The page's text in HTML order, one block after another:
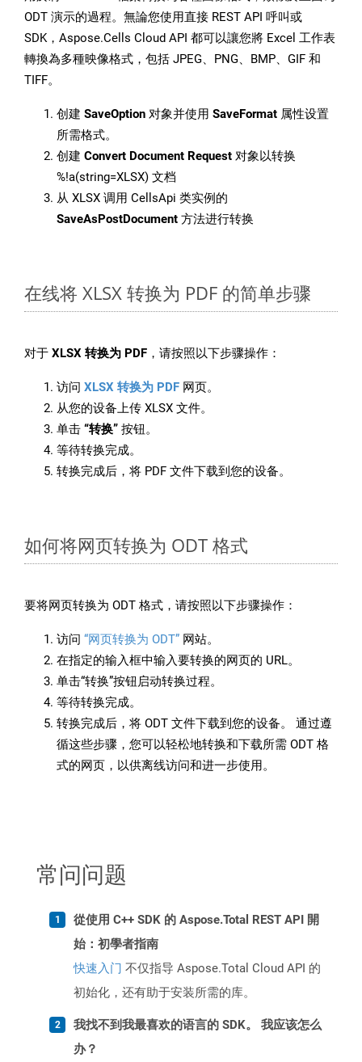
ODT 演示的過程。無論您使用直接 REST API 呼叫或
SDK，Aspose.Cells Cloud API 都可以讓您將 Excel 工作表
轉換為多種映像格式，包括 JPEG、PNG、BMP、GIF 和
TIFF。
创建 SaveOption 对象并使用 SaveFormat 属性设置
所需格式。
创建 Convert Document Request 对象以转换
%!a(string=XLSX) 文档
从 XLSX 调用 CellsApi 类实例的
SaveAsPostDocument 方法进行转换
在线将 XLSX 转换为 PDF 的简单步骤
对于 XLSX 转换为 PDF ，请按照以下步骤操作：
访问 XLSX 转换为 PDF 网页。
从您的设备上传 XLSX 文件。
单击 “转换” 按钮。
等待转换完成。
转换完成后，将 PDF 文件下载到您的设备。
如何将网页转换为 ODT 格式
要将网页转换为 ODT 格式，请按照以下步骤操作：
访问 “网页转换为 ODT” 网站。
在指定的输入框中输入要转换的网页的 URL。
单击“转换”按钮启动转换过程。
等待转换完成。
转换完成后，将 ODT 文件下载到您的设备。 通过遵
循这些步骤，您可以轻松地转换和下载所需 ODT 格
式的网页，以供离线访问和进一步使用。
常问问题
從使用 C++ SDK 的 Aspose.Total REST API 開
始：初學者指南
快速入门 不仅指导 Aspose.Total Cloud API 的
初始化，还有助于安装所需的库。
我找不到我最喜欢的语言的 SDK。 我应该怎么
办？